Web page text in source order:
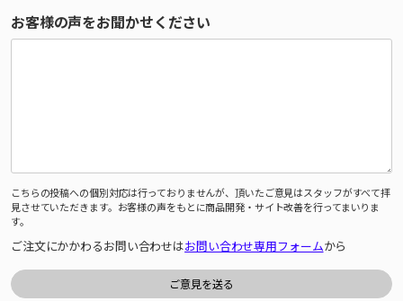
お客様の声をお聞かせください
こちらの投稿への個別対応は行っておりませんが、頂いたご意見はスタッフがすべて拝
見させていただきます。お客様の声をもとに商品開発・サイト改善を行ってまいりま
す。
ご注文にかかわるお問い合わせはお問い合わせ専用フォームから